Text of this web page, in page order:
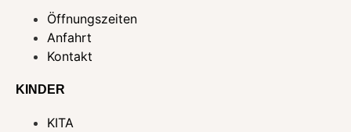
Öffnungszeiten
Anfahrt
Kontakt
KINDER
KITA